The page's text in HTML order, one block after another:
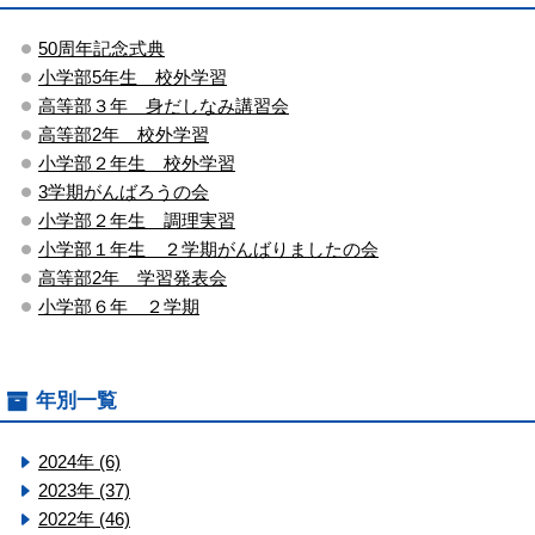
50周年記念式典
小学部5年生 校外学習
高等部３年 身だしなみ講習会
高等部2年 校外学習
小学部２年生 校外学習
3学期がんばろうの会
小学部２年生 調理実習
小学部１年生 ２学期がんばりましたの会
高等部2年 学習発表会
小学部６年 ２学期
年別一覧
2024年 (6)
2023年 (37)
2022年 (46)